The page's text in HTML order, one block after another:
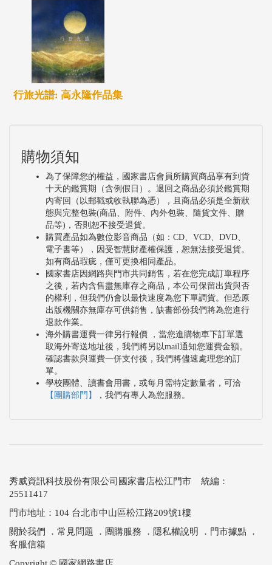
老師指導學生，所以老師都會先編好一件作品，讓我
在家中練習，遇到不懂的地方再去向老師請教，很多
技法都是在這三年中學的。
本次展出主題為「織情達藝」，主要希望透過編織來
來回回的穿越與勾勒，用心與用情將理性與感性交織
出點線面，發揮工藝概念至極致發展，而不斷超越與
慢開始嘗試自己創作，老師表示：「創作的作品裡運
用的編法大多是學習過程中所學的技法，有時也會參
考別人的創作或是書籍中的技法，再加以整合。」對
於竹工藝的未來發展與願景，老師說：「目前國立臺
灣工藝研究發展中心與臺灣創意中心共同打造的
『Yii』品牌已逐漸讓國外人士發現了臺灣竹工藝精良
的品質，希望臺灣工藝逐漸水漲船高的同時，也能夠
爭取到至少能有一兩所大學設立竹藝相關科系，讓高
中職的竹藝課程得以延續。」儘管對未來竹工藝的教
育發展感到憂心，不過至今已和竹編培養二十年感情
的她，依舊會用自己的雙手，默默地推動竹編工藝的
搖籃，繼續編織美麗的夢想、願景與希望。
行旅光譜: 高永隆作品集
購物須知
為了保障您的權益，國家書店會員所購買商品享有到貨
十天的鑑賞期（含例假日）。退回之商品必須於鑑賞期
內寄回（以郵戳或收執聯為憑），且商品必須是全新狀
態與完整包裝(商品、附件、內外包裝、隨貨文件、贈
品等)，否則恕不接受退貨。
購買產品如為數位影音商品（如：CD、VCD、DVD、
電子書等），因受智慧財產權保護，恕無法接受退貨。
如有商品瑕疵，僅可更換相同產品。
國家書店因網路與門市共同銷售，若在您完成訂單程序
之後，若內含售盡無庫存之商品，本公司保留出貨與否
的權利，但我們仍會以最快速度為您下單調貨。但恐原
出版機關亦無庫存可供銷售，缺書部份我們將為您進行
退款作業。
海外購書運費一律另行報價 ，當您進購物車下訂單選
取海外寄送地址後，我們將另以mail通知您運費金額。
確認書款與運費一併支付後，我們將儘速處理您的訂
單。
學校團體、讀書會用書，或每月需特定數量者，可洽
【團購部門】
，我們有專人為您服務。
秀威資訊科技股份有限公司國家書店松江門市 統編：
25511417
門市地址：104 台北市中山區松江路209號1樓
關於我們
． 常見問題 ． 團購服務 ． 隱私權說明 ． 門市據點 ．
客服信箱
Copyright © 國家網路書店